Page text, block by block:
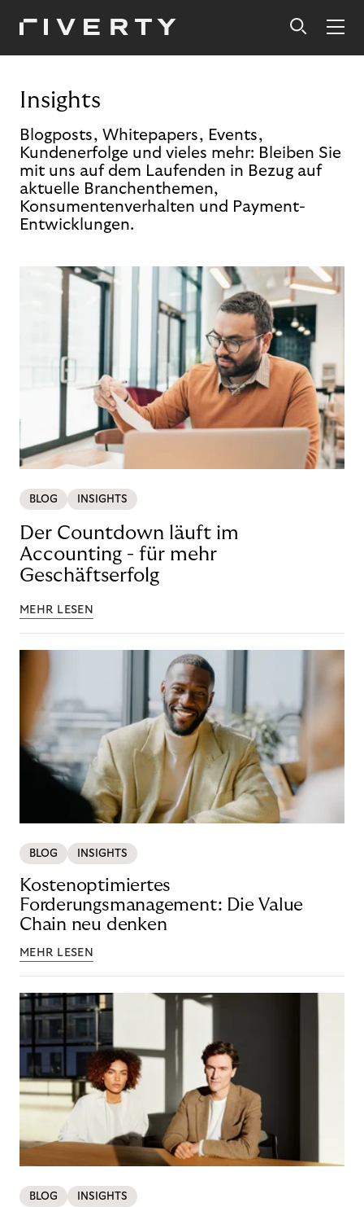
Insights
Blogposts, Whitepapers, Events,
Kundenerfolge und vieles mehr: Bleiben Sie
mit uns auf dem Laufenden in Bezug auf
aktuelle Branchenthemen,
Konsumentenverhalten und Payment-
Entwicklungen.
BLOG INSIGHTS
Der Countdown läuft im
Accounting - für mehr
Geschäftserfolg
MEHR LESEN
BLOG INSIGHTS
Kostenoptimiertes
Forderungsmanagement: Die Value
Chain neu denken
MEHR LESEN
BLOG INSIGHTS